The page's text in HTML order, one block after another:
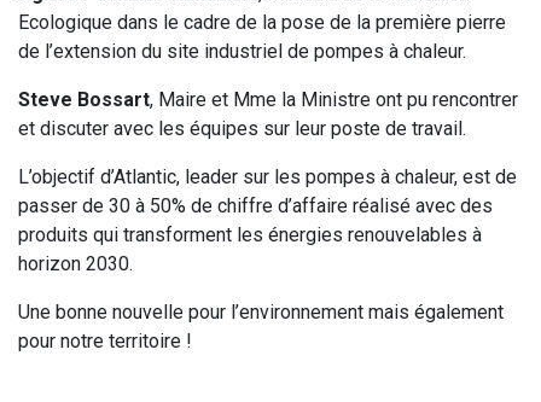
Ecologique dans le cadre de la pose de la première pierre
de l’extension du site industriel de pompes à chaleur.
Steve Bossart, Maire et Mme la Ministre ont pu rencontrer
et discuter avec les équipes sur leur poste de travail.
L’objectif d’Atlantic, leader sur les pompes à chaleur, est de
passer de 30 à 50% de chiffre d’affaire réalisé avec des
produits qui transforment les énergies renouvelables à
horizon 2030.
Une bonne nouvelle pour l’environnement mais également
pour notre territoire !